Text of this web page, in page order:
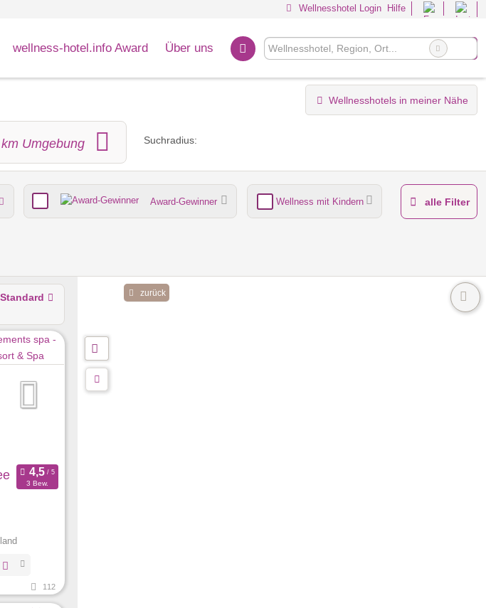
Wellnesshotel Login Hilfe
wellness-hotel.info Award Über uns
Wellnesshotels in meiner Nähe
km Umgebung Suchradius:
Award-Gewinner Wellness mit Kindern alle Filter
Standard
3 Bew.
112
zurück